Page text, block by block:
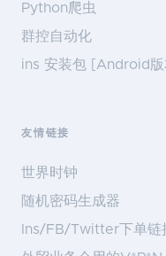
Python爬虫
群控自动化
ins 安装包 [Android版
友情链接
世界时钟
随机密码生成器
Ins/FB/Twitter下单链